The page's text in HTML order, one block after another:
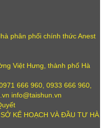
phân phối chính thức Anest
Việt Hưng, thành phố Hà
666 960, 0933 666 960,
info@taishun.vn
KẾ HOẠCH VÀ ĐẦU TƯ HÀ